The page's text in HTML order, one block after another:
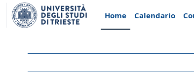
Vai al contenuto principale
Home
Calendario